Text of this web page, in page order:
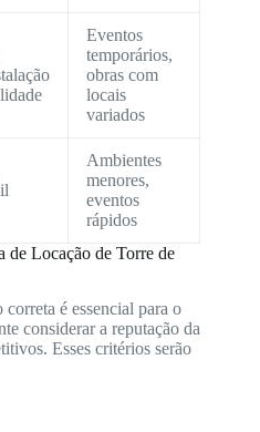
Eventos
temporários,
obras com
locais
variados
Ambientes
menores,
eventos
rápidos
de Locação de Torre de
é essencial para o
considerar a reputação da
Esses critérios serão